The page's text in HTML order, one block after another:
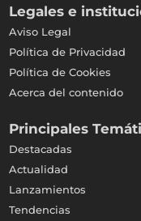
Legales e
Aviso Legal
Política de Privacidad
Política de Cookies
Acerca del contenido
Principales
Destacadas
Actualidad
Lanzamientos
Tendencias